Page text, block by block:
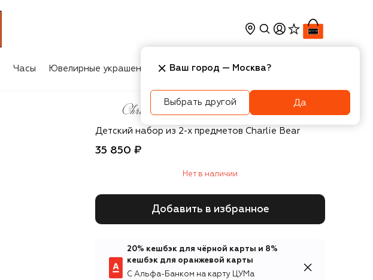
Часы Ювелирные украшения Косметика Интерьер
Christofle
Детский набор из 2-х предметов Charlie Bear
35 850 ₽
Нет в наличии
Добавить в избранное
20% кешбэк для чёрной карты и 8%
кешбэк для оранжевой карты
С Альфа-Банком на карту ЦУМа
Ваш город — Москва?
Выбрать другой Да